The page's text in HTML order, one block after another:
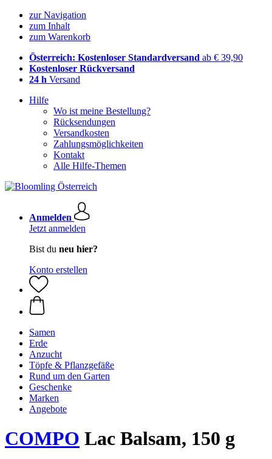
zur Navigation
zum Inhalt
zum Warenkorb
Österreich: Kostenloser Standardversand ab € 39,90
Kostenloser Rückversand
24 h Versand
Hilfe
Wo ist meine Bestellung?
Rücksendungen
Versandkosten
Zahlungsmöglichkeiten
Kontakt
Alle Hilfe-Themen
Anmelden
Jetzt anmelden
Bist du neu hier?
Konto erstellen
Samen
Erde
Anzucht
Töpfe & Pflanzgefäße
Rund um den Garten
Geschenke
Marken
Angebote
COMPO Lac Balsam, 150 g